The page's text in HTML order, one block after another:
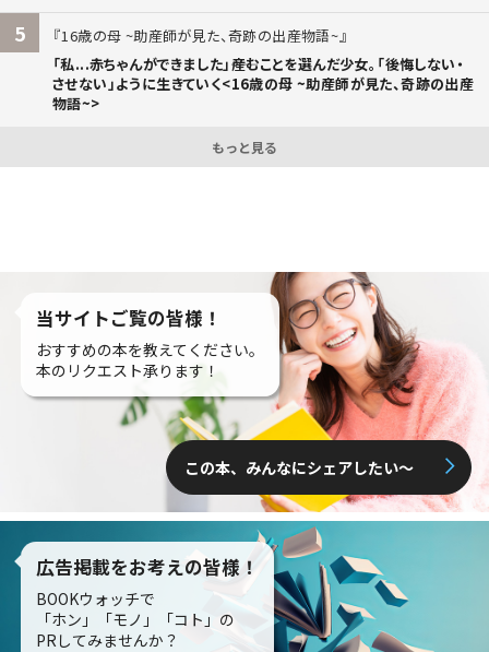
5
16歳の母 ~助産師が見た、奇跡の出産物語~
「私...赤ちゃんができました」――産むことを選んだ少女。「後悔しない・
させない」ように生きていく<16歳の母 ~助産師が見た、奇跡の出産
物語~>
もっと見る
当サイトご覧の皆様！
おすすめの本を教えてください。
本のリクエスト承ります！
この本、みんなにシェアしたい〜
広告掲載をお考えの皆様！
BOOKウォッチで
「ホン」「モノ」「コト」の
PRしてみませんか？